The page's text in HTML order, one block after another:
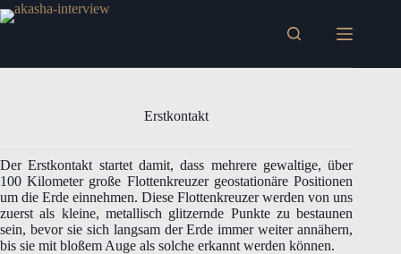
Zum
Inhalt
Erstkontakt
Der Erstkontakt startet damit, dass mehrere gewaltige, über
100 Kilometer große Flottenkreuzer geostationäre Positionen
um die Erde einnehmen. Diese Flottenkreuzer werden von uns
zuerst als kleine, metallisch glitzernde Punkte zu bestaunen
sein, bevor sie sich langsam der Erde immer weiter annähern,
bis sie mit bloßem Auge als solche erkannt werden können.